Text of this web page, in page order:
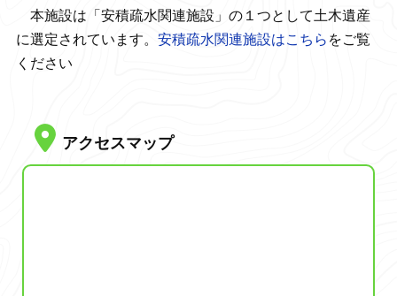
本施設は「安積疏水関連施設」の１つとして土木遺産
に選定されています。 安積疏水関連施設はこちら をご覧
ください
アクセスマップ